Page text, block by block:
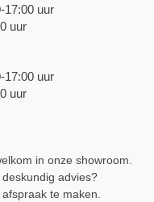
17:00 uur
uur
17:00 uur
uur
in onze showroom.
advies?
te maken.